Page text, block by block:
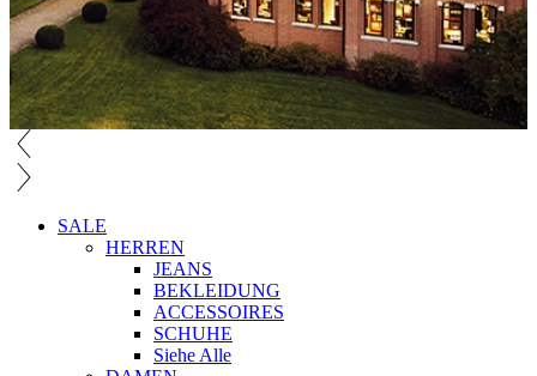
SALE
HERREN
JEANS
BEKLEIDUNG
ACCESSOIRES
SCHUHE
Siehe Alle